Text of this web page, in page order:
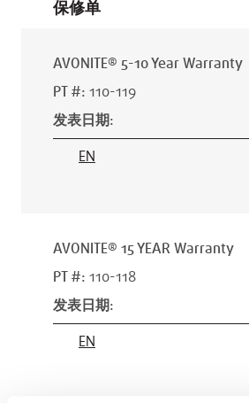
保修单
AVONITE® 5-10 Year Warranty
PT #: 110-119
发表日期:
EN
AVONITE® 15 YEAR Warranty
PT #: 110-118
发表日期:
EN